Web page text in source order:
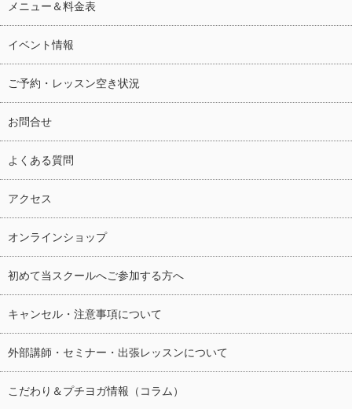
メニュー＆料金表
イベント情報
ご予約・レッスン空き状況
お問合せ
よくある質問
アクセス
オンラインショップ
初めて当スクールへご参加する方へ
キャンセル・注意事項について
外部講師・セミナー・出張レッスンについて
こだわり＆プチヨガ情報（コラム）